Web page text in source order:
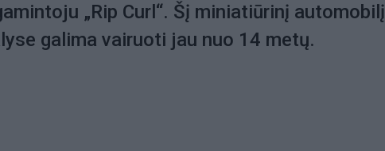
„Rip Curl“. Šį miniatiūrinį automobilį
galima vairuoti jau nuo 14 metų.